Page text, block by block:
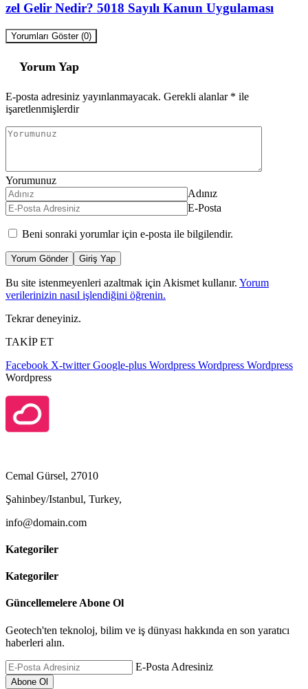
Gelir Nedir? 5018 Sayılı Kanun Uygulaması
Yorumları Göster (0)
Yorum Yap
E-posta adresiniz yayınlanmayacak. Gerekli alanlar * ile
işaretlenmişlerdir
Yorumunuz
Adınız
E-Posta
Beni sonraki yorumlar için e-posta ile bilgilendir.
Yorum Gönder Giriş Yap
Bu site istenmeyenleri azaltmak için Akismet kullanır. Yorum
verilerinizin nasıl işlendiğini öğrenin.
Tekrar deneyiniz.
TAKİP ET
Facebook X-twitter Google-plus Wordpress Wordpress Wordpress
Wordpress
Cemal Gürsel, 27010
Şahinbey/Istanbul, Turkey,
info@domain.com
Kategoriler
Kategoriler
Güncellemelere Abone Ol
Geotech'ten teknoloj, bilim ve iş dünyası hakkında en son yaratıcı
haberleri alın.
E-Posta Adresiniz